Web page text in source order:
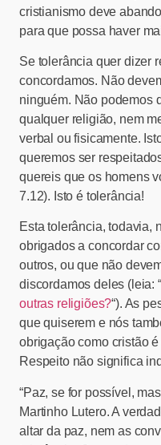
cristianismo deve
para que possa haver
Se tolerância quer dizer
concordamos. Não
ninguém. Não podemos
qualquer religião, nem
verbal ou fisicamente.
queremos ser
quereis que os homens
7.12). Isto é tolerância!
Esta tolerância, todavia,
obrigados a concordar
outros, ou que não
discordamos deles (leia: “
outras religiões?“). As
que quiserem e nós
obrigação como cristão
Respeito não significa
“Paz, se for possível,
Martinho Lutero. A
altar da paz, nem as